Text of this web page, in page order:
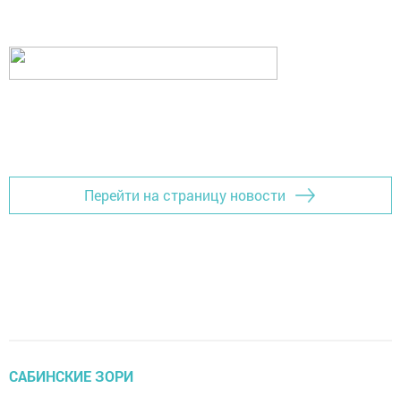
Перейти на страницу новости
САБИНСКИЕ ЗОРИ